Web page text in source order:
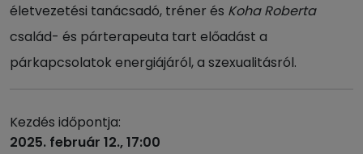
életvezetési tanácsadó, tréner és Koha Roberta
család- és párterapeuta tart előadást a
párkapcsolatok energiájáról, a szexualitásról.
Kezdés időpontja:
2025. február 12., 17:00